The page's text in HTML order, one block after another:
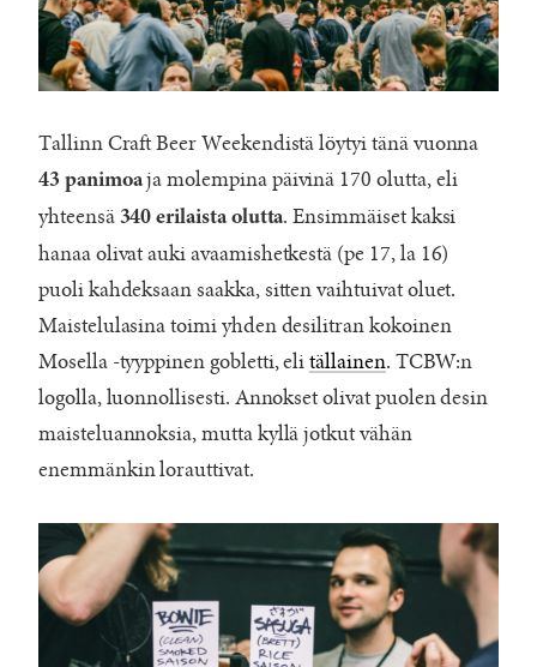
Tallinn Craft Beer Weekendistä löytyi tänä vuonna
43 panimoaja molempina päivinä 170 olutta, eli
yhteensä 340 erilaista olutta. Ensimmäiset kaksi
hanaa olivat auki avaamishetkestä (pe 17, la 16)
puoli kahdeksaan saakka, sitten vaihtuivat oluet.
Maistelulasina toimi yhden desilitran kokoinen
Mosella -tyyppinen gobletti, elitällainen. TCBW:n
logolla, luonnollisesti. Annokset olivat puolen desin
maisteluannoksia, mutta kyllä jotkut vähän
enemmänkin lorauttivat.